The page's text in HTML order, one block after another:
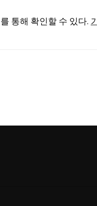
통해 확인할 수 있다.